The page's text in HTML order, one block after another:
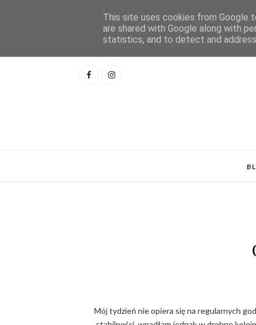
Mój tydzień nie opiera się na regularnych
This site uses cookies from Google
are shared with Google along with
statistics, and to detect and